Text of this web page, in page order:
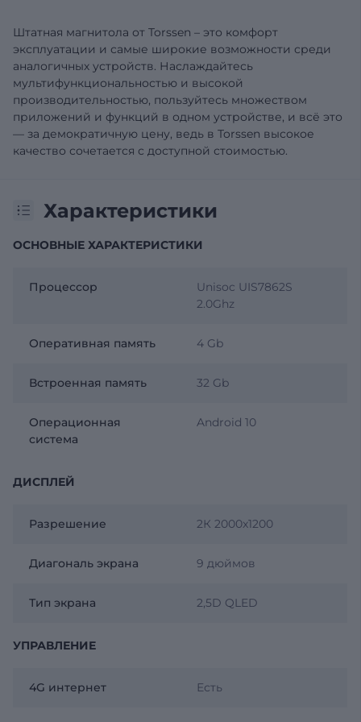
Штатная магнитола от Torssen – это комфорт
эксплуатации и самые широкие возможности среди
аналогичных устройств. Наслаждайтесь
мультифункциональностью и высокой
производительностью, пользуйтесь множеством
приложений и функций в одном устройстве, и всё это
— за демократичную цену, ведь в Torssen высокое
качество сочетается с доступной стоимостью.
Характеристики
ОСНОВНЫЕ ХАРАКТЕРИСТИКИ
Процессор
Unisoc UIS7862S
2.0Ghz
Оперативная память 4 Gb
Встроенная память 32 Gb
Операционная
система
Android 10
ДИСПЛЕЙ
Разрешение 2К 2000x1200
Диагональ экрана 9 дюймов
Тип экрана 2,5D QLED
УПРАВЛЕНИЕ
4G интернет Есть